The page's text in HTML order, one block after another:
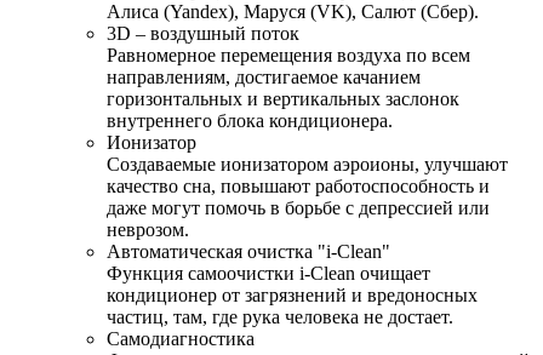
Алиса (Yandex), Маруся (VK), Салют (Сбер).
3D – воздушный поток
Равномерное перемещения воздуха по всем
направлениям, достигаемое качанием
горизонтальных и вертикальных заслонок
внутреннего блока кондиционера.
Ионизатор
Создаваемые ионизатором аэроионы, улучшают
качество сна, повышают работоспособность и
даже могут помочь в борьбе с депрессией или
неврозом.
Автоматическая очистка "i-Clean"
Функция самоочистки i-Clean очищает
кондиционер от загрязнений и вредоносных
частиц, там, где рука человека не достает.
Самодиагностика